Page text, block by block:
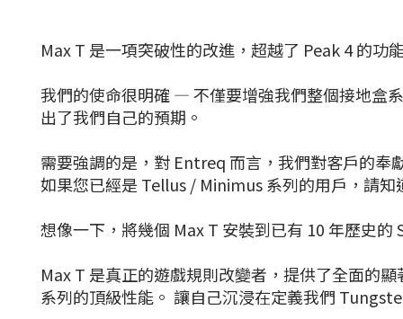
Max T 是一項突破性的改進，超越了 Peak 4 的功
我們的使命很明確 — 不僅要增強我們整個接地盒
出了我們自己的預期。
需要強調的是，對 Entreq 而言，我們對客戶的奉
如果您已經是 Tellus / Minimus 系列的用戶，請
想像一下，將幾個 Max T 安裝到已有 10 年歷史
Max T 是真正的遊戲規則改變者，提供了全面的
系列的頂級性能。 讓自己沉浸在定義我們